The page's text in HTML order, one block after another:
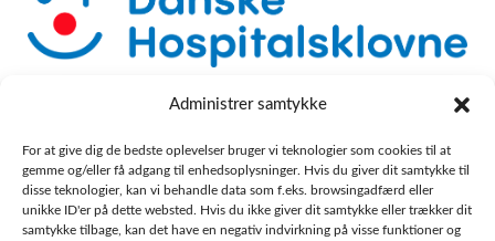
Administrer samtykke
For at give dig de bedste oplevelser bruger vi teknologier som cookies til at
gemme og/eller få adgang til enhedsoplysninger. Hvis du giver dit samtykke til
disse teknologier, kan vi behandle data som f.eks. browsingadfærd eller
unikke ID'er på dette websted. Hvis du ikke giver dit samtykke eller trækker dit
samtykke tilbage, kan det have en negativ indvirkning på visse funktioner og